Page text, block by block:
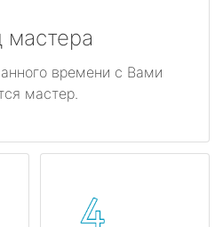
мастера
времени с Вами
мастер.